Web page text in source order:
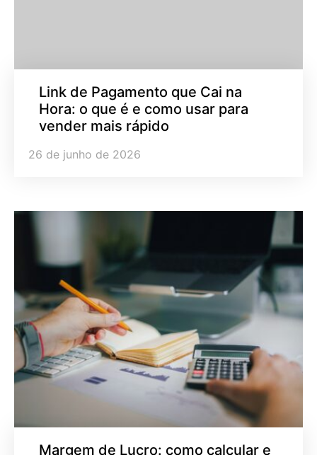
Link de Pagamento que Cai na
Hora: o que é e como usar para
vender mais rápido
26 de junho de 2026
Margem de Lucro: como calcular e